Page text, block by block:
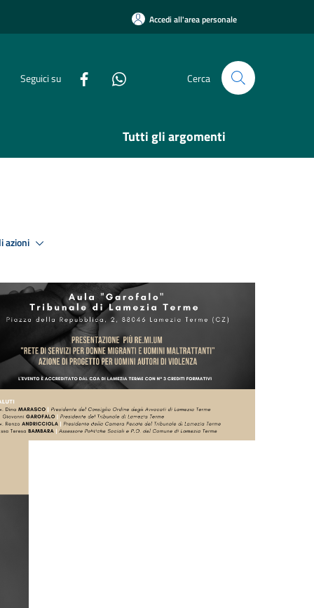
Accedi all'area personale
Seguici su Cerca
Tutti gli argomenti
azioni